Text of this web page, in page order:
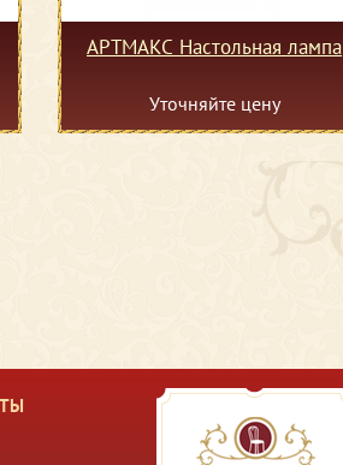
АРТМАКС Настольная лампа
Уточняйте цену